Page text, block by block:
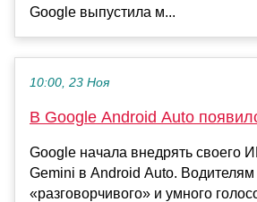
Google выпустила м...
10:00, 23 Ноя
В Google Android Auto
Google начала внедрять своего
Gemini в Android Auto.
«разговорчивого» и умного